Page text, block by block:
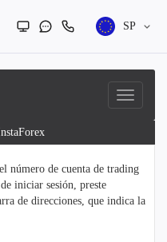
SP
número de cuenta de trading
iniciar sesión, preste
de direcciones, que indica la